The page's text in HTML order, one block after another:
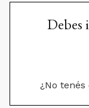
Debes
¿No